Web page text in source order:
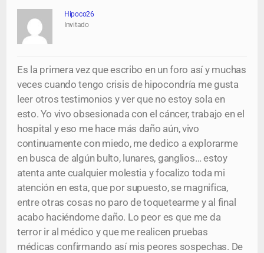
Hipoco26
Invitado
Es la primera vez que escribo en un foro así y muchas
veces cuando tengo crisis de hipocondría me gusta
leer otros testimonios y ver que no estoy sola en
esto. Yo vivo obsesionada con el cáncer, trabajo en el
hospital y eso me hace más daño aún, vivo
continuamente con miedo, me dedico a explorarme
en busca de algún bulto, lunares, ganglios… estoy
atenta ante cualquier molestia y focalizo toda mi
atención en esta, que por supuesto, se magnifica,
entre otras cosas no paro de toquetearme y al final
acabo haciéndome daño. Lo peor es que me da
terror ir al médico y que me realicen pruebas
médicas confirmando así mis peores sospechas. De